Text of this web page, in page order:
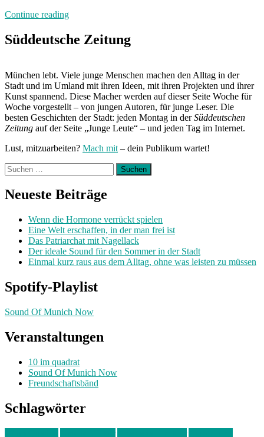
Continue reading„Von
bis
Freitag
mit
Louis“
Süddeutsche Zeitung
München lebt. Viele junge Menschen machen den Alltag in der
Stadt und im Umland mit ihren Ideen, mit ihren Projekten und ihrer
Kunst spannend. Diese Macher werden auf dieser Seite Woche für
Woche vorgestellt – von jungen Autoren, für junge Leser. Die
besten Geschichten der Stadt: jeden Montag in derSüddeutschen
Zeitung auf der Seite „Junge Leute“ – und jeden Tag im Internet.
Lust, mitzuarbeiten? Mach mit – dein Publikum wartet!
Suchen
nach:
Neueste Beiträge
Wenn die Hormone verrückt spielen
Eine Welt erschaffen, in der man frei ist
Das Patriarchat mit Nagellack
Der ideale Sound für den Sommer in der Stadt
Einmal kurz raus aus dem Alltag, ohne was leisten zu müssen
Spotify-Playlist
Sound Of Munich Now
Veranstaltungen
10 im quadrat
Sound Of Munich Now
Freundschaftsbänd
Schlagwörter